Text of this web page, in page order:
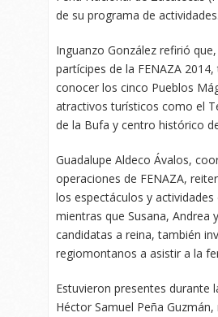
de su programa de actividades.
Inguanzo González refirió
partícipes de la FENAZA
conocer los cinco Pueblos
atractivos turísticos como el
de la Bufa y centro histórico
Guadalupe Aldeco Ávalos,
operaciones de FENAZA,
los espectáculos y actividades
mientras que Susana, Andrea
candidatas a reina, también
regiomontanos a asistir a la
Estuvieron presentes durante
Héctor Samuel Peña